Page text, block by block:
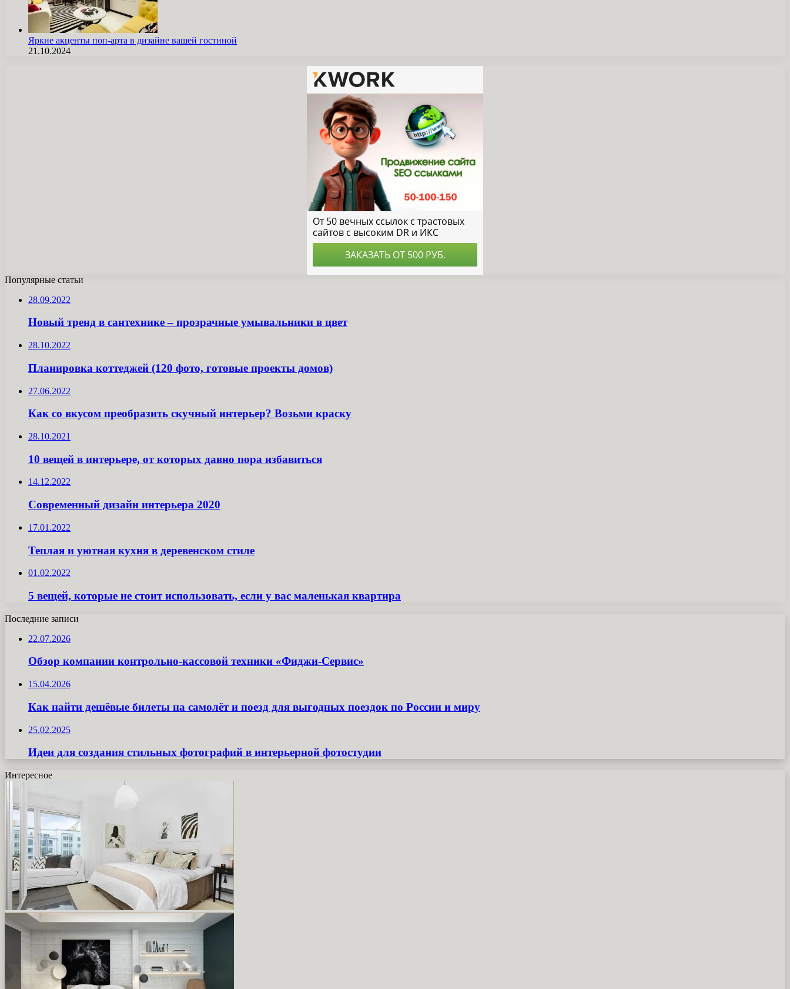
Яркие акценты поп-арта в дизайне вашей гостиной
21.10.2024
Популярные статьи
28.09.2022
Новый тренд в сантехнике – прозрачные умывальники в цвет
28.10.2022
Планировка коттеджей (120 фото, готовые проекты домов)
27.06.2022
Как со вкусом преобразить скучный интерьер? Возьми краску
28.10.2021
10 вещей в интерьере, от которых давно пора избавиться
14.12.2022
Современный дизайн интерьера 2020
17.01.2022
Теплая и уютная кухня в деревенском стиле
01.02.2022
5 вещей, которые не стоит использовать, если у вас маленькая квартира
Последние записи
22.07.2026
Обзор компании контрольно-кассовой техники «Фиджи-Сервис»
15.04.2026
Как найти дешёвые билеты на самолёт и поезд для выгодных поездок по России и миру
25.02.2025
Идеи для создания стильных фотографий в интерьерной фотостудии
Интересное